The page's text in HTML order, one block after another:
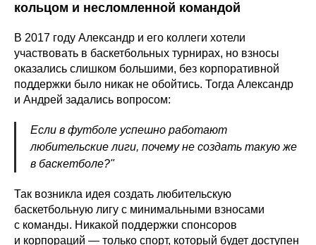
кольцом и несломленной командой
В 2017 году Александр и его коллеги хотели
участвовать в баскетбольных турнирах, но взносы
оказались слишком большими, без корпоративной
поддержки было никак не обойтись. Тогда Александр
и Андрей задались вопросом:
Если в футболе успешно работают
любительские лиги, почему не создать такую же
в баскетболе?"
Так возникла идея создать любительскую
баскетбольную лигу с минимальными взносами
с команды. Никакой поддержки спонсоров
и корпораций — только спорт, который будет доступен